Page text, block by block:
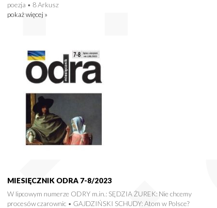
poezja • 8 Arkusz
pokaż więcej »
MIESIĘCZNIK ODRA 7-8/2023
W lipcowym numerze ODRY m.in.: SĘDZIA ŻUREK: Nie chcemy
procesów czarownic • GAJDZIŃSKI SCHUDY: Atom w Polsce?